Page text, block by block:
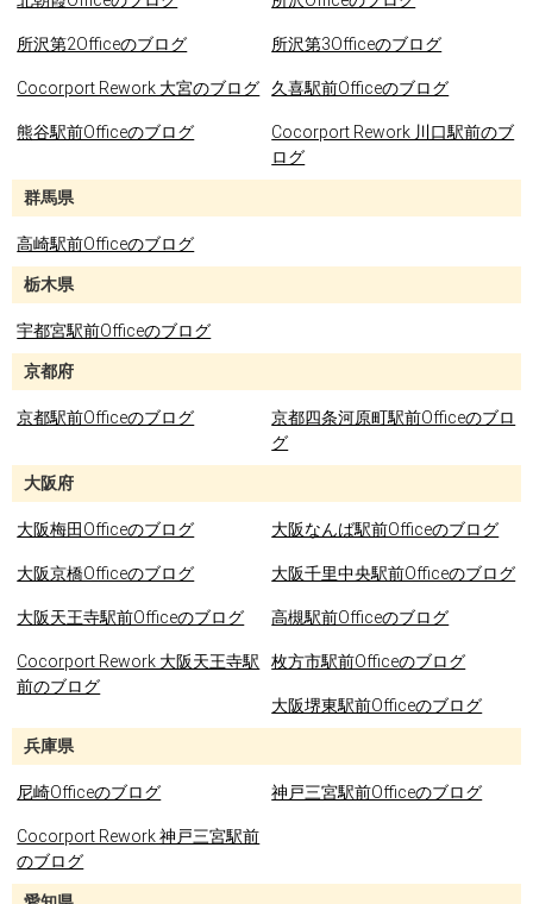
所沢第2Officeのブログ 所沢第3Officeのブログ
Cocorport Rework 大宮のブログ 久喜駅前Officeのブログ
熊谷駅前Officeのブログ
Cocorport Rework 川口駅前のブ
ログ
群馬県
高崎駅前Officeのブログ
栃木県
宇都宮駅前Officeのブログ
京都府
京都駅前Officeのブログ
京都四条河原町駅前Officeのブロ
グ
大阪府
大阪梅田Officeのブログ 大阪なんば駅前Officeのブログ
大阪京橋Officeのブログ 大阪千里中央駅前Officeのブログ
大阪天王寺駅前Officeのブログ 高槻駅前Officeのブログ
Cocorport Rework 大阪天王寺駅
前のブログ
枚方市駅前Officeのブログ
大阪堺東駅前Officeのブログ
兵庫県
尼崎Officeのブログ 神戸三宮駅前Officeのブログ
Cocorport Rework 神戸三宮駅前
のブログ